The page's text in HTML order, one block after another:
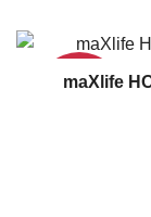
17%
maXlife